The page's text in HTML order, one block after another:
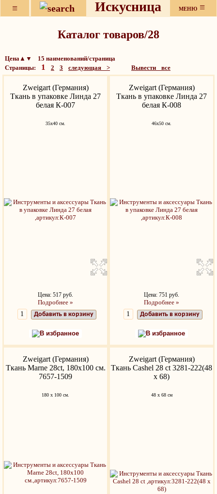
≡ Искусница МЕНЮ ≡
Каталог товаров/28
Цена▲▼ 15 наименований/страница
Страницы: 1 2 3 следующая > Вывести все
Zweigart (Германия)
Ткань в упаковке Линда 27
белая К-007
35х40 см.
Цена: 517 руб.
Подробнее »
Добавить в корзину
В избранное
Zweigart (Германия)
Ткань в упаковке Линда 27
белая К-008
46х50 см.
Цена: 751 руб.
Подробнее »
Добавить в корзину
В избранное
Zweigart (Германия)
Ткань Marne 28ct, 180x100 см.
7657-1509
180 х 100 см.
Zweigart (Германия)
Ткань Cashel 28 ct 3281-222(48
х 68)
48 х 68 см